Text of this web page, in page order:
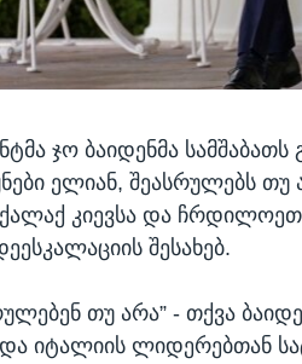
ჯო ბაიდენმა
ელიან, შეასრულებს
კიევსა და
შესახებ.
თუ არა” - თქვა
იტალიის ლიდერებთან